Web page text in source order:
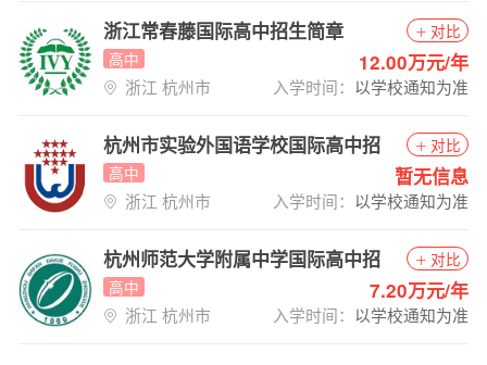
浙江常春藤国际高中招生简章
高中
浙江 杭州市 入学时间： 以学校通知为准
对比
12.00万元/年
杭州市实验外国语学校国际高中招
生简章
高中
浙江 杭州市 入学时间： 以学校通知为准
对比
暂无信息
杭州师范大学附属中学国际高中招
生简章
高中
浙江 杭州市 入学时间： 以学校通知为准
对比
7.20万元/年